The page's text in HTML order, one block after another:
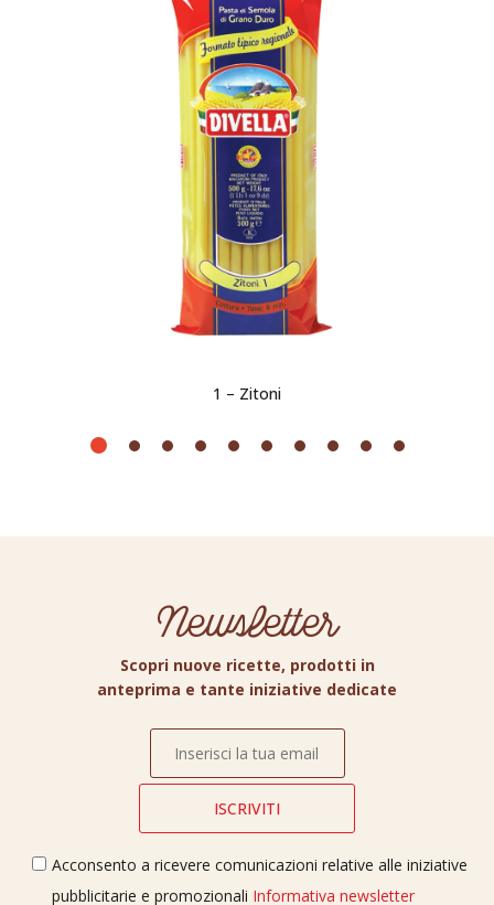
1 – Zitoni
Newsletter
Scopri nuove ricette, prodotti in
anteprima e tante iniziative dedicate
Acconsento a ricevere comunicazioni relative alle iniziative
pubblicitarie e promozionali Informativa newsletter